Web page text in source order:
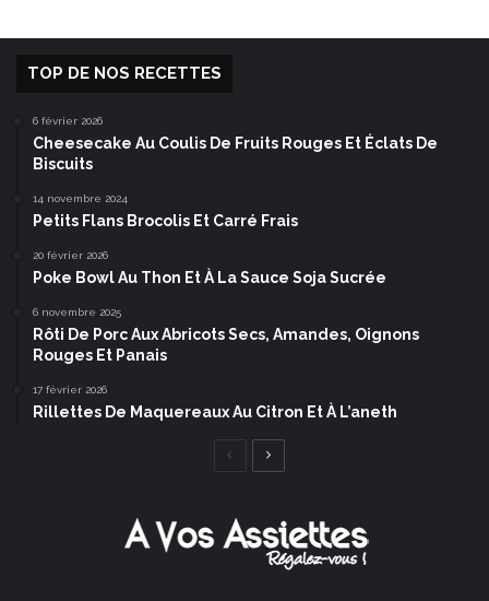
TOP DE NOS RECETTES
6 février 2026
Cheesecake Au Coulis De Fruits Rouges Et Éclats De
Biscuits
14 novembre 2024
Petits Flans Brocolis Et Carré Frais
20 février 2026
Poke Bowl Au Thon Et À La Sauce Soja Sucrée
6 novembre 2025
Rôti De Porc Aux Abricots Secs, Amandes, Oignons
Rouges Et Panais
17 février 2026
Rillettes De Maquereaux Au Citron Et À L’aneth
Page